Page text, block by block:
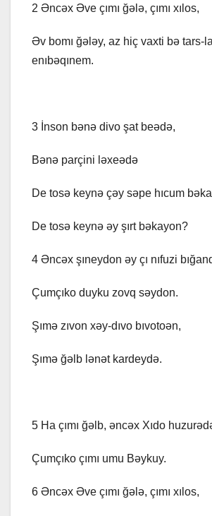
2 Əncəx Əve çımı ğələ, çımı xılos,
Əv bomı ğələy, az hiç vaxti bə tars-
enıbəqınem.
3 İnson bənə divo şat beədə,
Bənə parçini ləxeədə
De tosə keynə çəy səpe hıcum
De tosə keynə əy şırt bəkayon?
4 Əncəx şıneydon əy çı nıfuzi
Çumçıko duyku zovq səydon.
Şımə zıvon xəy-dıvo bıvotoən,
Şımə ğəlb lənət kardeydə.
5 Ha çımı ğəlb, əncəx Xıdo
Çumçıko çımı umu Bəykuy.
6 Əncəx Əve çımı ğələ, çımı xılos,